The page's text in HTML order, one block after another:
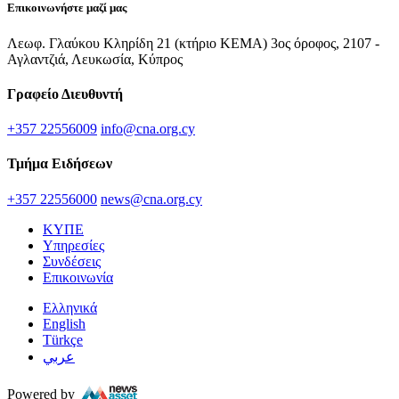
Επικοινωνήστε μαζί μας
Λεωφ. Γλαύκου Κληρίδη 21 (κτήριο ΚΕΜΑ) 3ος όροφος, 2107 -
Αγλαντζιά, Λευκωσία, Κύπρος
Γραφείο Διευθυντή
+357 22556009 info@cna.org.cy
Τμήμα Ειδήσεων
+357 22556000 news@cna.org.cy
ΚΥΠΕ
Υπηρεσίες
Συνδέσεις
Επικοινωνία
Ελληνικά
English
Türkçe
عربي
Powered by